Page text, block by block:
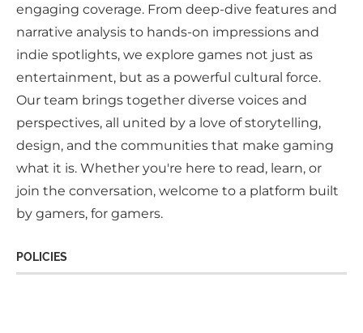
engaging coverage. From deep-dive features and
narrative analysis to hands-on impressions and
indie spotlights, we explore games not just as
entertainment, but as a powerful cultural force.
Our team brings together diverse voices and
perspectives, all united by a love of storytelling,
design, and the communities that make gaming
what it is. Whether you're here to read, learn, or
join the conversation, welcome to a platform built
by gamers, for gamers.
POLICIES